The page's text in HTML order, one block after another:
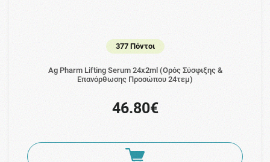
377 Πόντοι
Ag Pharm Lifting Serum 24x2ml (Ορός Σύσφιξης &
Επανόρθωσης Προσώπου 24τεμ)
46.80€